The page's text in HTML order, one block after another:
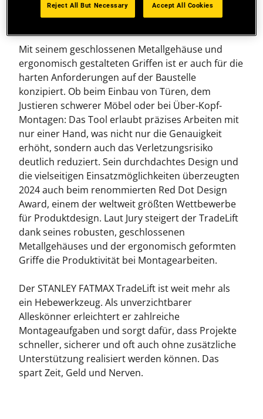
stützen, zu halten oder zu spreizen – und das
sogar ganz allein.
Mit seinem geschlossenen Metallgehäuse und
ergonomisch gestalteten Griffen ist er auch für die
harten Anforderungen auf der Baustelle
konzipiert. Ob beim Einbau von Türen, dem
Justieren schwerer Möbel oder bei Über-Kopf-
Montagen: Das Tool erlaubt präzises Arbeiten mit
nur einer Hand, was nicht nur die Genauigkeit
erhöht, sondern auch das Verletzungsrisiko
deutlich reduziert. Sein durchdachtes Design und
die vielseitigen Einsatzmöglichkeiten überzeugten
2024 auch beim renommierten Red Dot Design
Award, einem der weltweit größten Wettbewerbe
für Produktdesign. Laut Jury steigert der TradeLift
dank seines robusten, geschlossenen
Metallgehäuses und der ergonomisch geformten
Griffe die Produktivität bei Montagearbeiten.
Der STANLEY FATMAX TradeLift ist weit mehr als
ein Hebewerkzeug. Als unverzichtbarer
Alleskönner erleichtert er zahlreiche
Montageaufgaben und sorgt dafür, dass Projekte
schneller, sicherer und oft auch ohne zusätzliche
Unterstützung realisiert werden können. Das
spart Zeit, Geld und Nerven.
Reject All But Necessary Accept All Cookies